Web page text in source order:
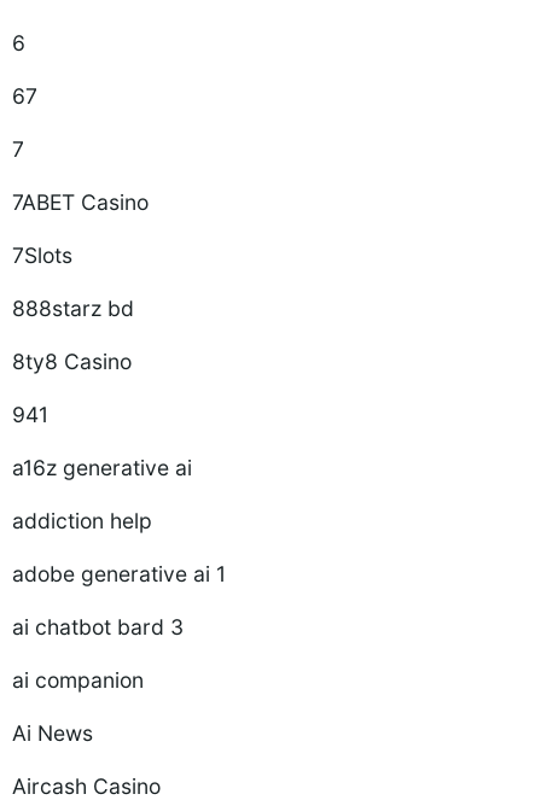
6
67
7
7ABET Casino
7Slots
888starz bd
8ty8 Casino
941
a16z generative ai
addiction help
adobe generative ai 1
ai chatbot bard 3
ai companion
Ai News
Aircash Casino